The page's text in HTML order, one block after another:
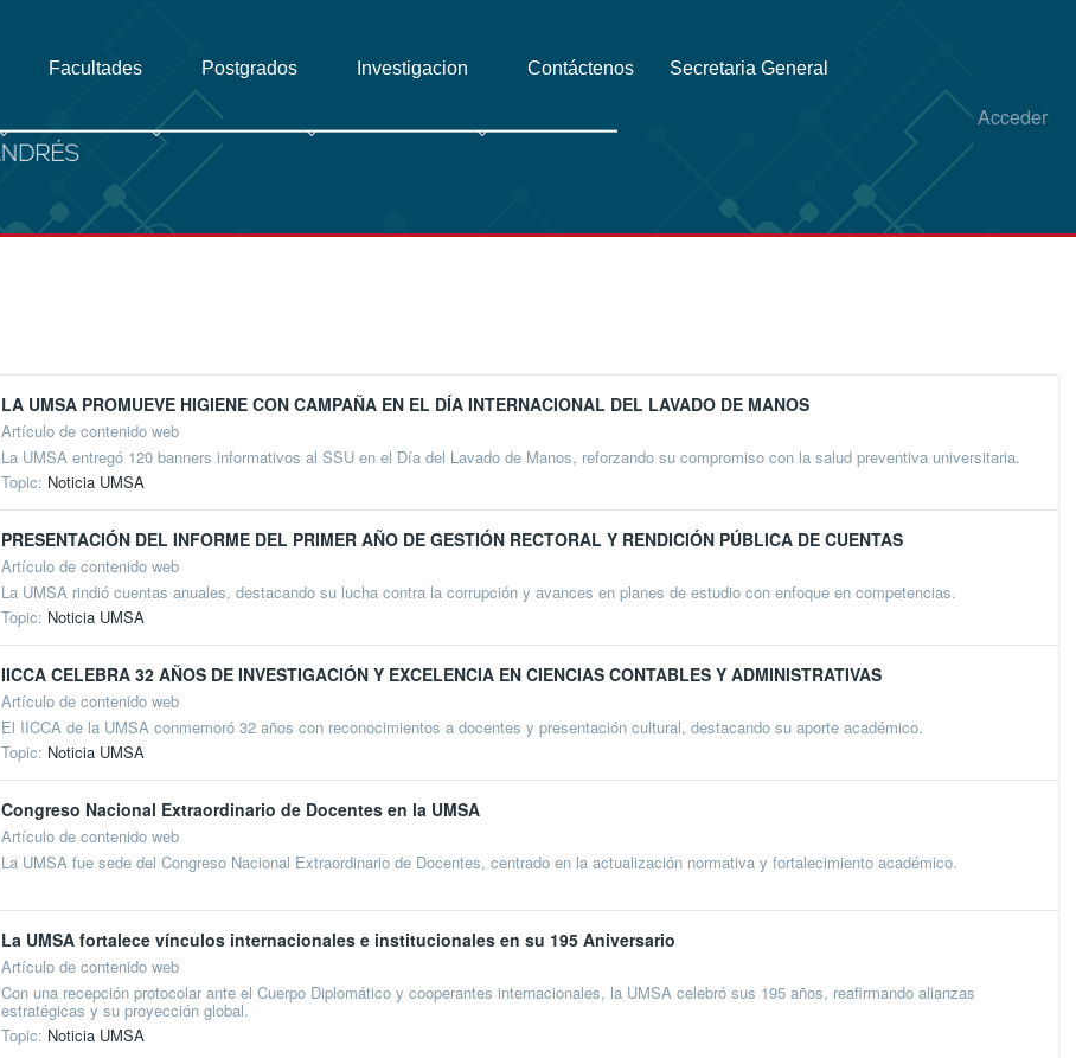
Acceder
Facultades Postgrados Investigacion Contáctenos Secretaria General
LA UMSA PROMUEVE HIGIENE CON CAMPAÑA EN EL DÍA INTERNACIONAL DEL LAVADO DE MANOS
Artículo de contenido web
La UMSA entregó 120 banners informativos al SSU en el Día del Lavado de Manos, reforzando su compromiso con la salud preventiva universitaria.
Topic: Noticia UMSA
PRESENTACIÓN DEL INFORME DEL PRIMER AÑO DE GESTIÓN RECTORAL Y RENDICIÓN PÚBLICA DE CUENTAS
Artículo de contenido web
La UMSA rindió cuentas anuales, destacando su lucha contra la corrupción y avances en planes de estudio con enfoque en competencias.
Topic: Noticia UMSA
IICCA CELEBRA 32 AÑOS DE INVESTIGACIÓN Y EXCELENCIA EN CIENCIAS CONTABLES Y ADMINISTRATIVAS
Artículo de contenido web
El IICCA de la UMSA conmemoró 32 años con reconocimientos a docentes y presentación cultural, destacando su aporte académico.
Topic: Noticia UMSA
Congreso Nacional Extraordinario de Docentes en la UMSA
Artículo de contenido web
La UMSA fue sede del Congreso Nacional Extraordinario de Docentes, centrado en la actualización normativa y fortalecimiento académico.
La UMSA fortalece vínculos internacionales e institucionales en su 195 Aniversario
Artículo de contenido web
Con una recepción protocolar ante el Cuerpo Diplomático y cooperantes internacionales, la UMSA celebró sus 195 años, reafirmando alianzas
estratégicas y su proyección global.
Topic: Noticia UMSA